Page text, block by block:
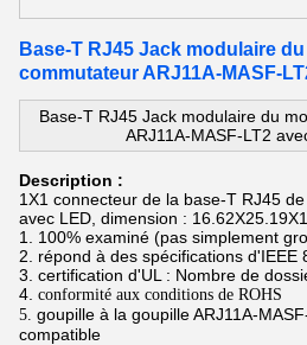
Base-T RJ45 Jack modulaire
commutateur ARJ11A-MASF-
Base-T RJ45 Jack modulaire du
ARJ11A-MASF-LT2
Description :
1X1 connecteur de la base-T RJ45
avec LED, dimension :
1. 100% examiné (pas simplement
2. répond à des spécifications d'IEEE
3. certification d'UL : Nombre de
4. conformité aux conditions de ROHS
5. goupille à la goupilleARJ11A-
compatible